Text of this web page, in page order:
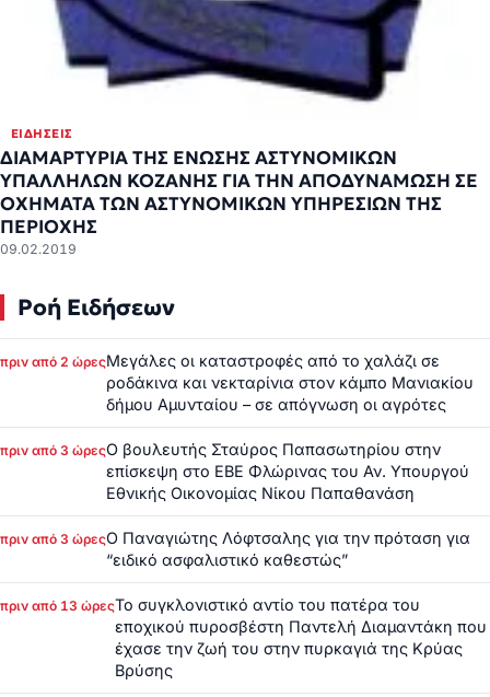
ΕΙΔΉΣΕΙΣ
ΔΙΑΜΑΡΤΥΡΙΑ ΤΗΣ ΕΝΩΣΗΣ ΑΣΤΥΝΟΜΙΚΩΝ
ΥΠΑΛΛΗΛΩΝ ΚΟΖΑΝΗΣ ΓΙΑ ΤΗΝ ΑΠΟΔΥΝΑΜΩΣΗ ΣΕ
ΟΧΗΜΑΤΑ ΤΩΝ ΑΣΤΥΝΟΜΙΚΩΝ ΥΠΗΡΕΣΙΩΝ ΤΗΣ
ΠΕΡΙΟΧΗΣ
09.02.2019
Ροή Ειδήσεων
πριν από 2 ώρεςΜεγάλες οι καταστροφές από το χαλάζι σε
ροδάκινα και νεκταρίνια στον κάμπο Μανιακίου
δήμου Αμυνταίου – σε απόγνωση οι αγρότες
πριν από 3 ώρεςΟ βουλευτής Σταύρος Παπασωτηρίου στην
επίσκεψη στο ΕΒΕ Φλώρινας του Αν. Υπουργού
Εθνικής Οικονομίας Νίκου Παπαθανάση
πριν από 3 ώρεςΟ Παναγιώτης Λόφτσαλης για την πρόταση για
“ειδικό ασφαλιστικό καθεστώς”
πριν από 13 ώρεςΤο συγκλονιστικό αντίο του πατέρα του
εποχικού πυροσβέστη Παντελή Διαμαντάκη που
έχασε την ζωή του στην πυρκαγιά της Κρύας
Βρύσης